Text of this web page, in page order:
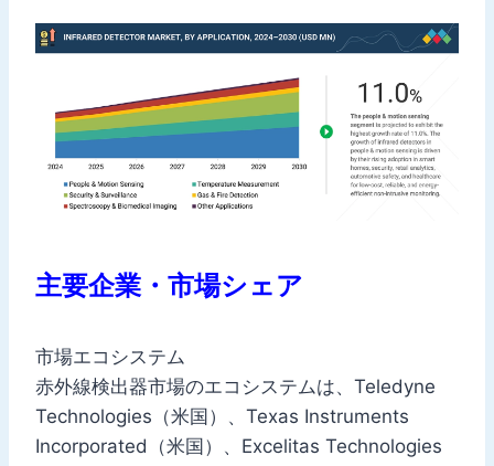
主要企業・市場シェア
市場エコシステム
赤外線検出器市場のエコシステムは、Teledyne
Technologies（米国）、Texas Instruments
Incorporated（米国）、Excelitas Technologies